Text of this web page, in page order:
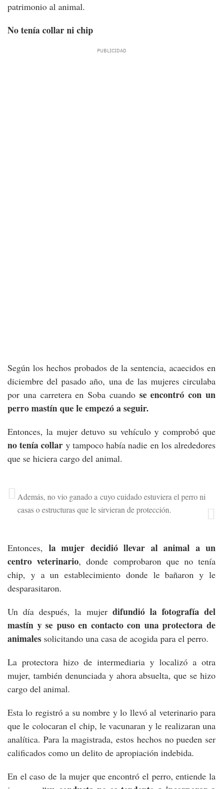
patrimonio al animal.
No tenía collar ni chip
Según los hechos probados de la sentencia, acaecidos en
diciembre del pasado año, una de las mujeres circulaba
por una carretera en Soba cuando se encontró con un
perro mastín que le empezó a seguir.
Entonces, la mujer detuvo su vehículo y comprobó que
no tenía collar y tampoco había nadie en los alrededores
que se hiciera cargo del animal.
Además, no vio ganado a cuyo cuidado estuviera el perro ni
casas o estructuras que le sirvieran de protección.
Entonces, la mujer decidió llevar al animal a un
centro veterinario, donde comprobaron que no tenía
chip, y a un establecimiento donde le bañaron y le
desparasitaron.
Un día después, la mujer difundió la fotografía del
mastín y se puso en contacto con una protectora de
animales solicitando una casa de acogida para el perro.
La protectora hizo de intermediaria y localizó a otra
mujer, también denunciada y ahora absuelta, que se hizo
cargo del animal.
Esta lo registró a su nombre y lo llevó al veterinario para
que le colocaran el chip, le vacunaran y le realizaran una
analítica. Para la magistrada, estos hechos no pueden ser
calificados como un delito de apropiación indebida.
En el caso de la mujer que encontró el perro, entiende la